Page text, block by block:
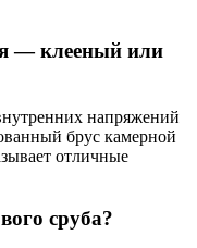
— клееный или
напряжений
брус камерной
отличные
сруба?